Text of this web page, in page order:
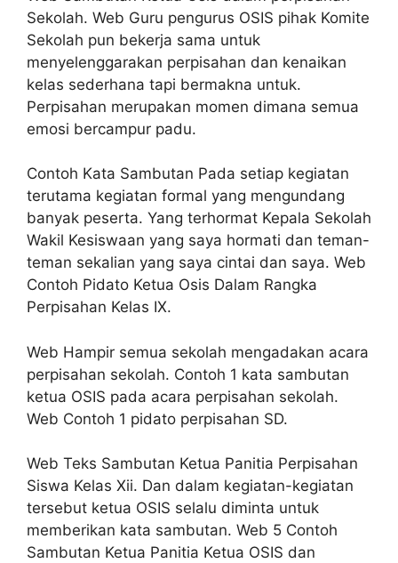
Sekolah. Web Guru pengurus OSIS pihak Komite
Sekolah pun bekerja sama untuk
menyelenggarakan perpisahan dan kenaikan
kelas sederhana tapi bermakna untuk.
Perpisahan merupakan momen dimana semua
emosi bercampur padu.
Contoh Kata Sambutan Pada setiap kegiatan
terutama kegiatan formal yang mengundang
banyak peserta. Yang terhormat Kepala Sekolah
Wakil Kesiswaan yang saya hormati dan teman-
teman sekalian yang saya cintai dan saya. Web
Contoh Pidato Ketua Osis Dalam Rangka
Perpisahan Kelas IX.
Web Hampir semua sekolah mengadakan acara
perpisahan sekolah. Contoh 1 kata sambutan
ketua OSIS pada acara perpisahan sekolah.
Web Contoh 1 pidato perpisahan SD.
Web Teks Sambutan Ketua Panitia Perpisahan
Siswa Kelas Xii. Dan dalam kegiatan-kegiatan
tersebut ketua OSIS selalu diminta untuk
memberikan kata sambutan. Web 5 Contoh
Sambutan Ketua Panitia Ketua OSIS dan